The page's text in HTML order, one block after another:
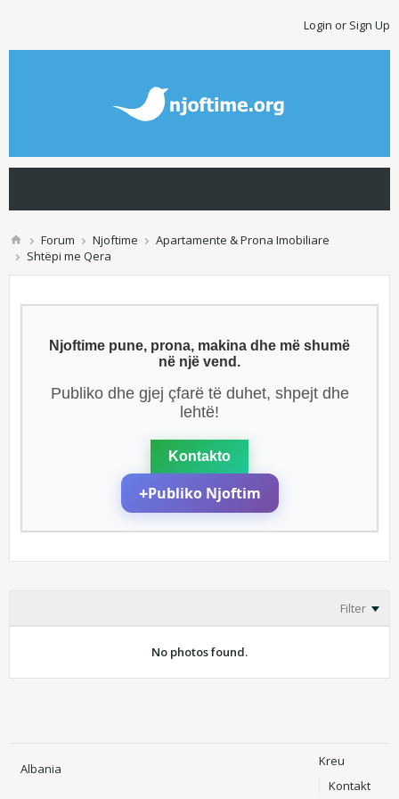
Login or Sign Up
Forum Njoftime
Apartamente & Prona Imobiliare
Shtëpi me Qera
Njoftime pune, prona, makina dhe më shumë
në një vend.
Publiko dhe gjej çfarë të duhet, shpejt dhe
lehtë!
Kontakto
+Publiko Njoftim
Filter
No photos found.
Albania
Kreu
Kontakt